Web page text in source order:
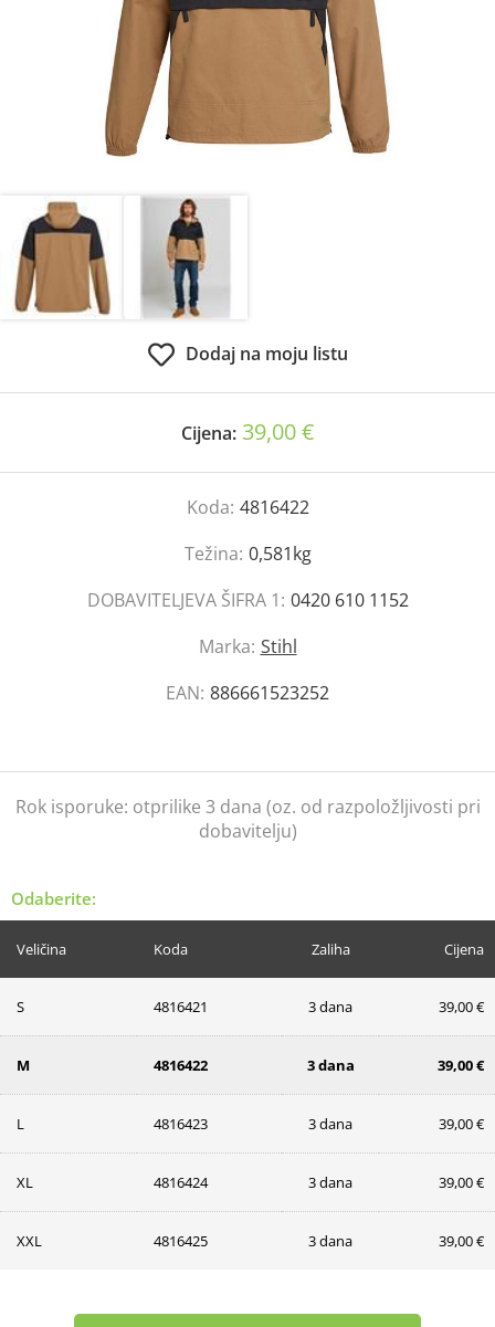
Dodaj na moju listu
Cijena: 39,00 €
Koda: 4816422
Težina: 0,581kg
DOBAVITELJEVA ŠIFRA 1: 0420 610 1152
Marka: Stihl
EAN: 886661523252
Rok isporuke: otprilike 3 dana (oz. od razpoložljivosti pri
dobavitelju)
Odaberite:
Veličina Koda Zaliha Cijena
S 4816421 3 dana 39,00 €
M 4816422 3 dana 39,00 €
L 4816423 3 dana 39,00 €
XL 4816424 3 dana 39,00 €
XXL 4816425 3 dana 39,00 €